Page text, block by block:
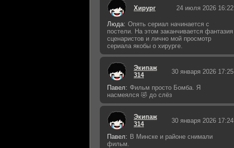
Хирург 24 июля 2026 16:22
Люда: Опять сериал начинается с
постели. На этом заканчивается фантазия
сценаристов и лично мой просмотр
сериала якобы о хирурге.
Экипаж
314
30 января 2026 17:25
Павел: Фильм просто Бомба. Я
насмеялся 🤣 до слёз
Экипаж
314
30 января 2026 17:24
Павел: В Минске и районе снимали
фильм.